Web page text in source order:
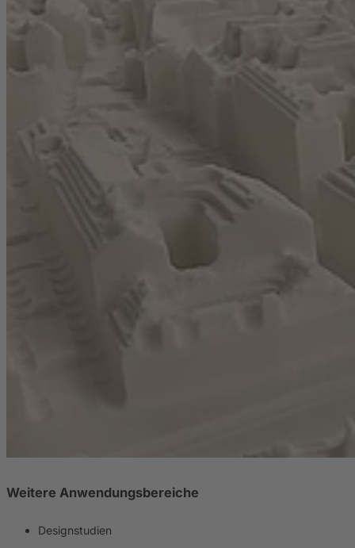
Weitere Anwendungsbereiche
Designstudien